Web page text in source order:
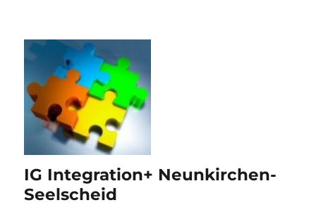
IG Integration+ Neunkirchen-
Seelscheid